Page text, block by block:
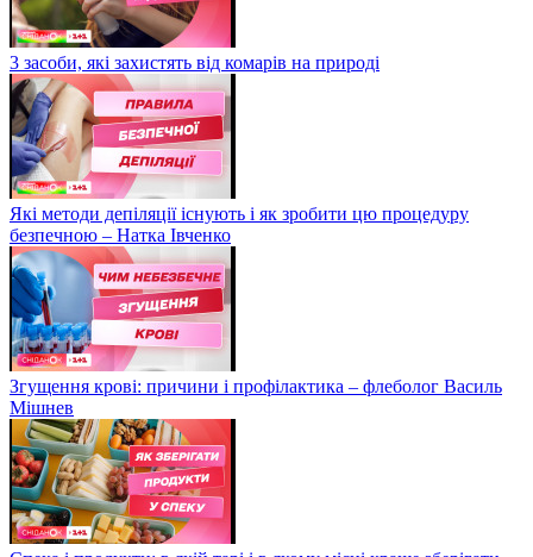
3 засоби, які захистять від комарів на природі
Які методи депіляції існують і як зробити цю процедуру
безпечною – Натка Івченко
Згущення крові: причини і профілактика – флеболог Василь
Мішнев